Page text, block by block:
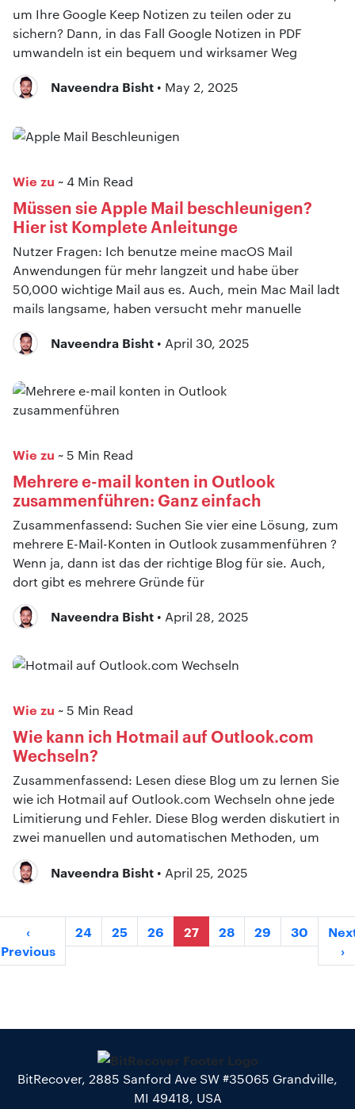
um Ihre Google Keep Notizen zu teilen oder zu
sichern? Dann, in das Fall Google Notizen in PDF
umwandeln ist ein bequem und wirksamer Weg
Naveendra Bisht • May 2, 2025
Wie zu ~ 4 Min Read
Müssen sie Apple Mail beschleunigen?
Hier ist Komplete Anleitunge
Nutzer Fragen: Ich benutze meine macOS Mail
Anwendungen für mehr langzeit und habe über
50,000 wichtige Mail aus es. Auch, mein Mac Mail ladt
mails langsame, haben versucht mehr manuelle
Naveendra Bisht • April 30, 2025
Wie zu ~ 5 Min Read
Mehrere e-mail konten in Outlook
zusammenführen: Ganz einfach
Zusammenfassend: Suchen Sie vier eine Lösung, zum
mehrere E-Mail-Konten in Outlook zusammenführen ?
Wenn ja, dann ist das der richtige Blog für sie. Auch,
dort gibt es mehrere Gründe für
Naveendra Bisht • April 28, 2025
Wie zu ~ 5 Min Read
Wie kann ich Hotmail auf Outlook.com
Wechseln?
Zusammenfassend: Lesen diese Blog um zu lernen Sie
wie ich Hotmail auf Outlook.com Wechseln ohne jede
Limitierung und Fehler. Diese Blog werden diskutiert in
zwei manuellen und automatischen Methoden, um
Naveendra Bisht • April 25, 2025
‹
Previous
24 25 26 27 28 29 30
›
BitRecover, 2885 Sanford Ave SW #35065 Grandville,
MI 49418, USA